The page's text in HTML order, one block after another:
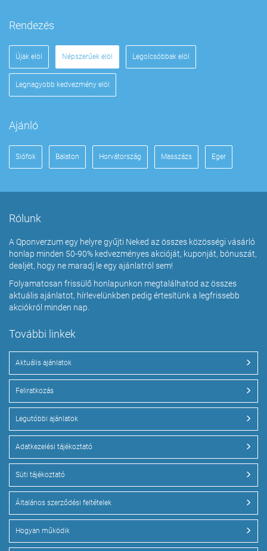
Rendezés
Újak elöl Népszerűek elöl Legolcsóbbak elöl
Legnagyobb kedvezmény elöl
Ajánló
Siófok Balaton Horvátország Masszázs Eger
Rólunk
A Qponverzum egy helyre gyűjti Neked az összes közösségi vásárló
honlap minden 50-90% kedvezményes akcióját, kuponját, bónuszát,
dealjét, hogy ne maradj le egy ajánlatról sem!
Folyamatosan frissülő honlapunkon megtalálhatod az összes
aktuális ajánlatot, hírlevelünkben pedig értesítünk a legfrissebb
akciókról minden nap.
További linkek
Aktuális ajánlatok
Feliratkozás
Legutóbbi ajánlatok
Adatkezelési tájékoztató
Süti tájékoztató
Általános szerződési feltételek
Hogyan működik